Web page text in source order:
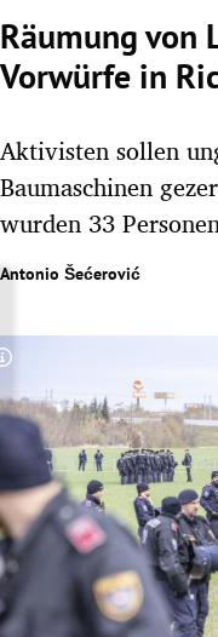
Untermenü
Untermenü
Untermenü
Untermenü
Untermenü
Untermenü
Untermenü
Räumung von
Vorwürfe in
Aktivisten sollen
Baumaschinen
wurden 33
Antonio Šećerović
Copyright-Hinweis